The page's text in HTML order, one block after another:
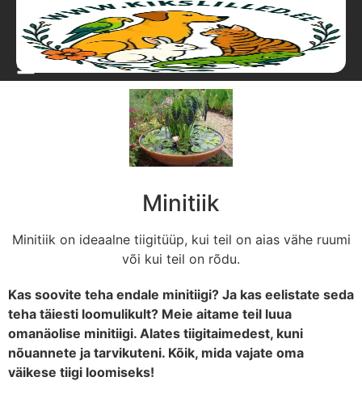
Minitiik
Minitiik on ideaalne tiigitüüp, kui teil on aias vähe ruumi
või kui teil on rõdu.
Kas soovite teha endale minitiigi? Ja kas eelistate seda
teha täiesti loomulikult? Meie aitame teil luua
omanäolise minitiigi. Alates tiigitaimedest, kuni
nõuannete ja tarvikuteni. Kõik, mida vajate oma
väikese tiigi loomiseks!